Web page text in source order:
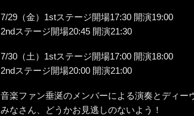
7/29（金）1stステージ開場17:30 開演19:00
2ndステージ開場20:45 開演21:30
7/30（土）1stステージ開場17:00 開演18:00
2ndステージ開場20:00 開演21:00
音楽ファン垂涎のメンバーによる演奏とディー
みなさん、どうかお見逃しのないよう！